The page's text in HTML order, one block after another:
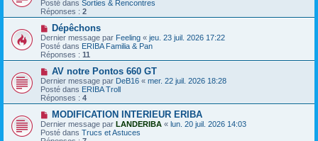
e
e
s
s
a
g
e
v
e
a
u
m
e
s
a
g
e
Posté dans Sorties & Rencontres
Réponses : 2
N
o
u
v
e
u
m
e
s
s
a
g
e
Dépêchons
Dernier message par Feeling « jeu. 23 juil. 2026 17:22
Posté dans ERIBA Familia & Pan
Réponses : 11
N
o
u
v
e
a
u
m
e
AV notre Pontos 660 GT
Dernier message par DeB16 « mer. 22 juil. 2026 18:28
Posté dans ERIBA Troll
Réponses : 4
N
o
u
v
MODIFICATION INTERIEUR ERIBA
Dernier message par LANDERIBA « lun. 20 juil. 2026 14:03
Posté dans Trucs et Astuces